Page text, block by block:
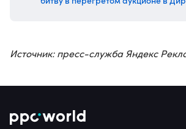
Источник: пресс-служба Яндекс